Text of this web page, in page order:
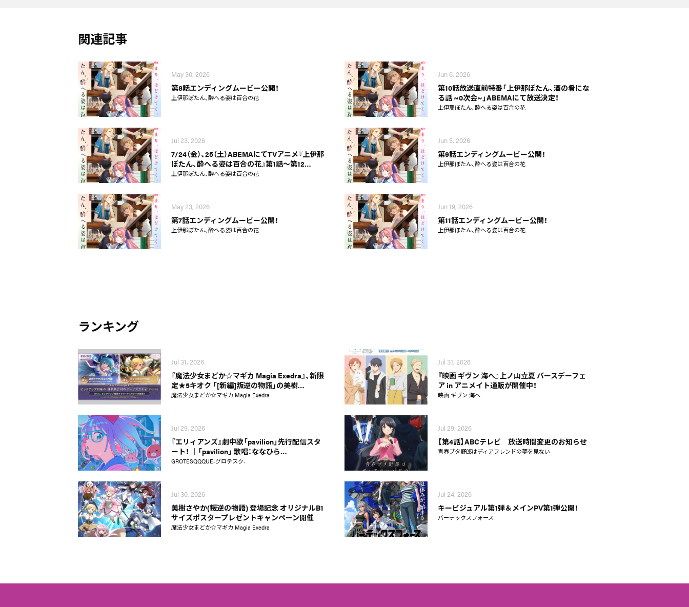
関連記事
May 30, 2026
第8話エンディングムービー公開！
上伊那ぼたん、酔へる姿は百合の花
Jun 6, 2026
第10話放送直前特番「上伊那ぼたん、酒の肴にな
る話 ~0次会~」ABEMAにて放送決定！
上伊那ぼたん、酔へる姿は百合の花
Jul 23, 2026
7/24（金）、25（土）ABEMAにてTVアニメ『上伊那
ぼたん、酔へる姿は百合の花』第1話～第12…
上伊那ぼたん、酔へる姿は百合の花
Jun 5, 2026
第9話エンディングムービー公開！
上伊那ぼたん、酔へる姿は百合の花
May 23, 2026
第7話エンディングムービー公開！
上伊那ぼたん、酔へる姿は百合の花
Jun 19, 2026
第11話エンディングムービー公開！
上伊那ぼたん、酔へる姿は百合の花
ランキング
Jul 31, 2026
『魔法少女まどか☆マギカ Magia Exedra』、新限
定★5キオク 「[新編]叛逆の物語」の美樹…
魔法少女まどか☆マギカ Magia Exedra
Jul 31, 2026
『映画 ギヴン 海へ』上ノ山立夏 バースデーフェ
ア in アニメイト通販が開催中！
映画 ギヴン 海へ
Jul 29, 2026
『エリィアンズ』劇中歌「pavilion」先行配信スタ
ート！ │「pavilion」 歌唱：ななひら…
GROTESQQQUE-グロテスク-
Jul 29, 2026
【第4話】ABCテレビ 放送時間変更のお知らせ
青春ブタ野郎はディアフレンドの夢を見ない
Jul 30, 2026
美樹さやか(叛逆の物語) 登場記念 オリジナルB1
サイズポスタープレゼントキャンペーン開催
魔法少女まどか☆マギカ Magia Exedra
Jul 24, 2026
キービジュアル第1弾＆メインPV第1弾公開！
バーテックスフォース